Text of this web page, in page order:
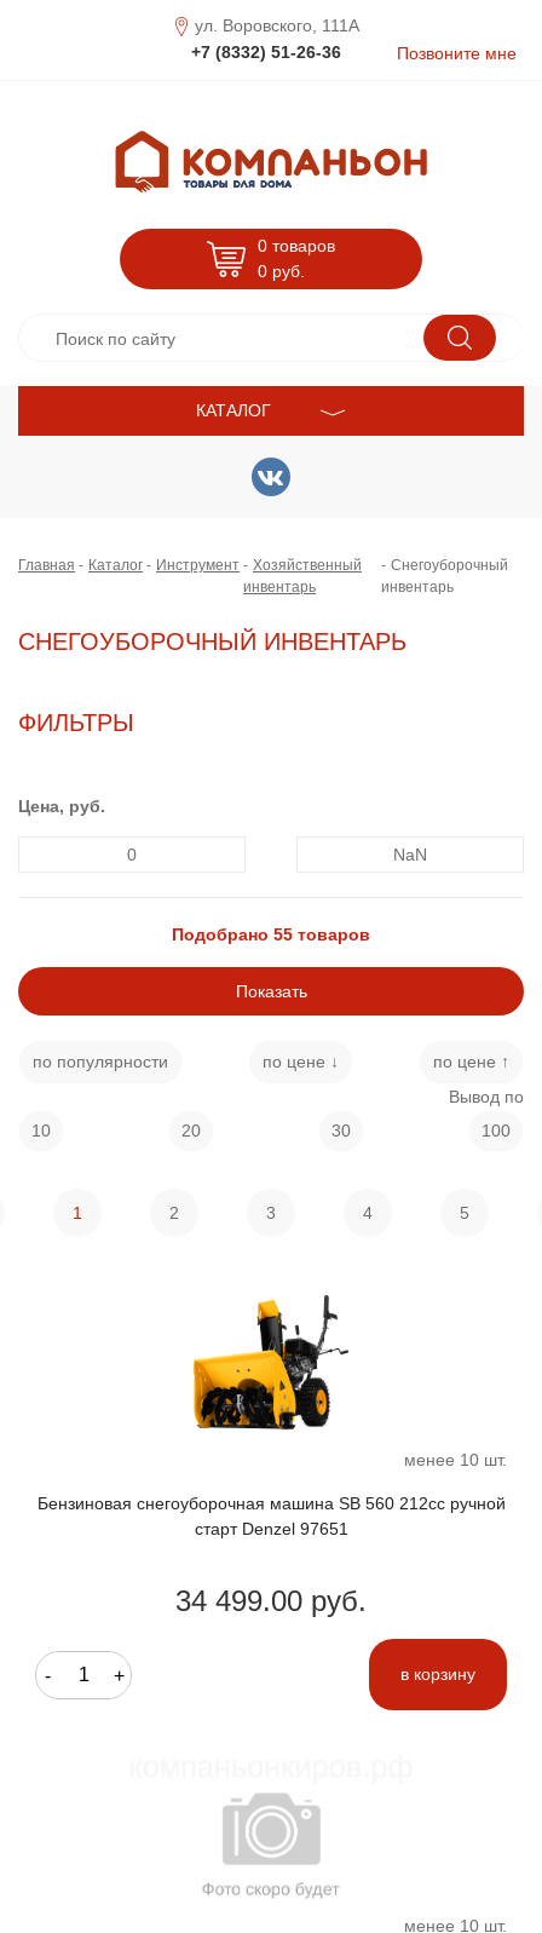
ул. Воровского, 111А
+7 (8332) 51-26-36
Позвоните мне
0 товаров
0руб.
КАТАЛОГ
Главная Каталог Инструмент
Хозяйственный
инвентарь
Снегоуборочный
инвентарь
СНЕГОУБОРОЧНЫЙ ИНВЕНТАРЬ
ФИЛЬТРЫ
Цена, руб.
Подобрано 55 товаров
Показать
по популярности по цене ↓
по цене ↑
Вывод по
10
20 30 100
1 2 3 4 5
менее 10 шт.
Бензиновая снегоуборочная машина SB 560 212cc ручной
старт Denzel 97651
34 499.00 руб.
- + в корзину
менее 10 шт.